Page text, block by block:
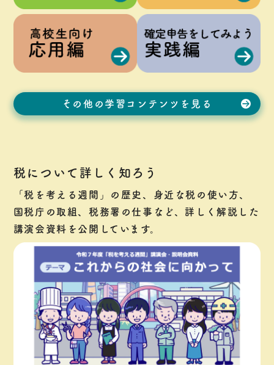
その他の学習コンテンツを見る
税について詳しく知ろう
「税を考える週間」の歴史、身近な税の使い方、
国税庁の取組、税務署の仕事など、詳しく解説した
講演会資料を公開しています。